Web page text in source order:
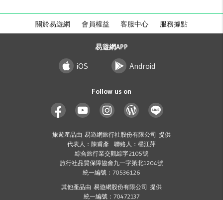
關於易遊網 會員權益 客服中心 服務據點
易遊網APP
iOS Android
Follow us on
旅遊產品由 易遊網旅行社股份有限公司 提供
代表人：陳甫彥 聯絡人：楊江萍
綜合旅行業交觀綜字2105號
旅行社品質保障協會九一字第北1204號
統一編號：70536126
其他產品由 易遊網股份有限公司 提供
統一編號：70472137